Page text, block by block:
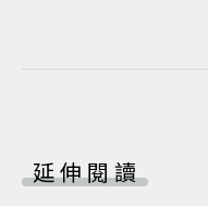
延伸閱讀